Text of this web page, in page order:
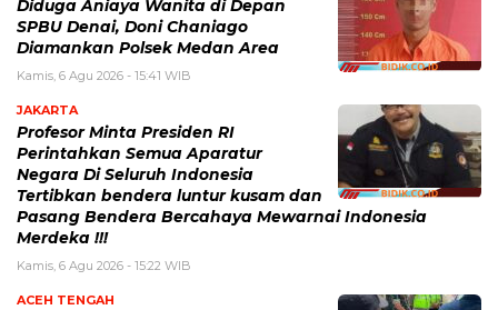
Diduga Aniaya Wanita di Depan
SPBU Denai, Doni Chaniago
Diamankan Polsek Medan Area
Kamis, 6 Agu 2026 - 15:41 WIB
JAKARTA
Profesor Minta Presiden RI
Perintahkan Semua Aparatur
Negara Di Seluruh Indonesia
Tertibkan bendera luntur kusam dan
Pasang Bendera Bercahaya Mewarnai Indonesia
Merdeka !!!
Kamis, 6 Agu 2026 - 15:22 WIB
ACEH TENGAH